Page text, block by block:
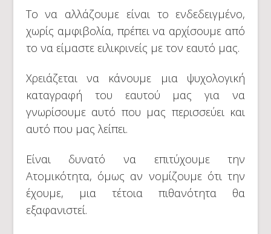
Το να αλλάζουμε είναι το ενδεδειγμένο,
χωρίς αμφιβολία, πρέπει να αρχίσουμε από
το να είμαστε ειλικρινείς με τον εαυτό μας.
Χρειάζεται να κάνουμε μια ψυχολογική
καταγραφή του εαυτού μας για να
γνωρίσουμε αυτό που μας περισσεύει και
αυτό που μας λείπει.
Είναι δυνατό να επιτύχουμε την
Ατομικότητα, όμως αν νομίζουμε ότι την
έχουμε, μια τέτοια πιθανότητα θα
εξαφανιστεί.